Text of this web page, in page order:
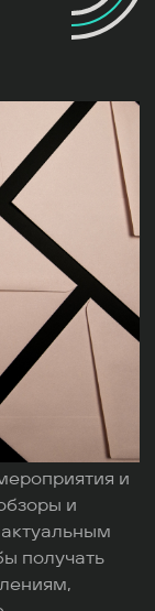
и
и
получать